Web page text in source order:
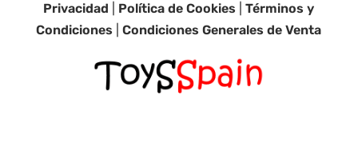
Privacidad
Política de Cookies |Términos y
Condiciones |Condiciones Generales de Venta